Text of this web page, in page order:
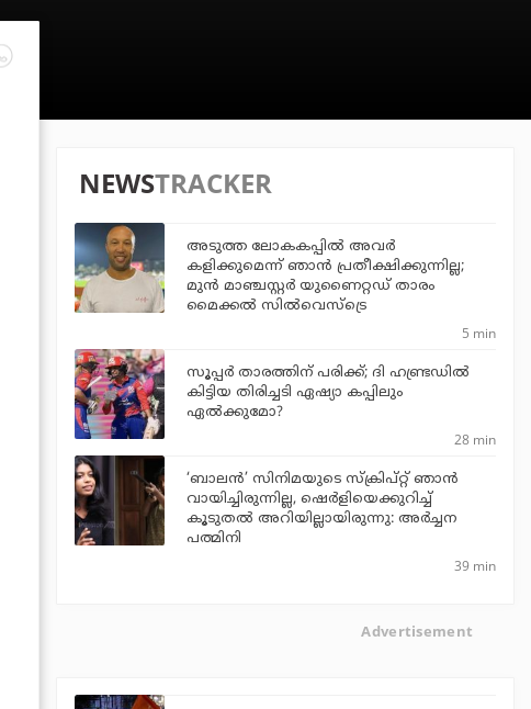
NEWSTRACKER
അടുത്ത ലോകകപ്പില്‍ അവര്‍
കളിക്കുമെന്ന് ഞാന്‍ പ്രതീക്ഷിക്കുന്നില്ല;
മുന്‍ മാഞ്ചസ്റ്റര്‍ യുണൈറ്റഡ് താരം
മൈക്കൽ സില്‍വെസ്‌ട്രെ
5 min
സൂപ്പര്‍ താരത്തിന് പരിക്ക്; ദി ഹണ്ട്രഡില്‍
കിട്ടിയ തിരിച്ചടി ഏഷ്യാ കപ്പിലും
ഏല്‍ക്കുമോ?
28 min
‘ബാലൻ’ സിനിമയുടെ സ്ക്രിപ്റ്റ് ഞാൻ
വായിച്ചിരുന്നില്ല, ഷെർളിയെക്കുറിച്ച്
കൂടുതൽ അറിയില്ലായിരുന്നു: അർച്ചന
പത്മിനി
39 min
Advertisement